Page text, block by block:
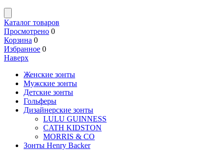
Каталог товаров
Просмотрено 0
Корзина 0
Избранное 0
Наверх
Женские зонты
Мужские зонты
Детские зонты
Гольферы
Дизайнерские зонты
LULU GUINNESS
CATH KIDSTON
MORRIS & CO
Зонты Henry Backer